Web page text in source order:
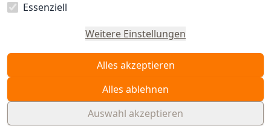
Essenziell
Weitere Einstellungen
Alles akzeptieren
Alles ablehnen
Auswahl akzeptieren
Vertrag
widerrufen
© WAIDMEISTER 2026